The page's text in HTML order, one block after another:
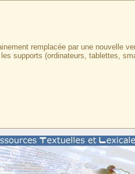
remplacée par une nouvelle
supports (ordinateurs, tablettes,